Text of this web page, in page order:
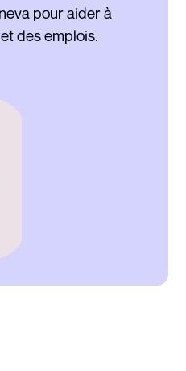
pour aider à
des emplois.